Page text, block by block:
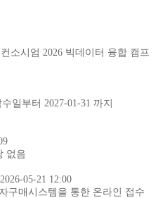
소시엄 2026 빅데이터 융합 캠프
일부터 2027-01-31 까지
없음
05-21 12:00
구매시스템을 통한 온라인 접수